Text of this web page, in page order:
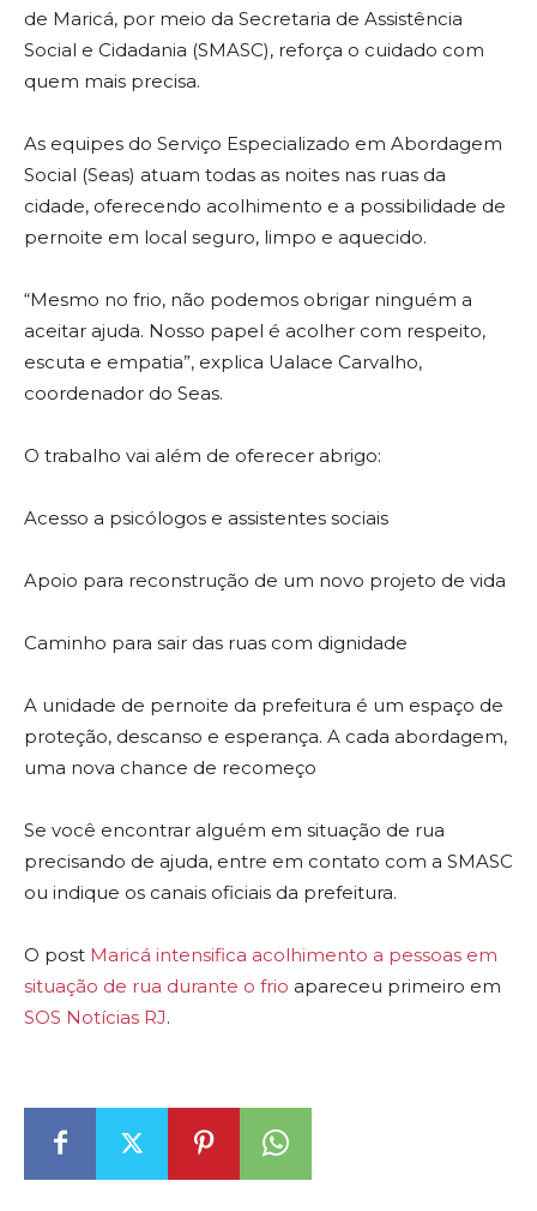
de Maricá, por meio da Secretaria de Assistência
Social e Cidadania (SMASC), reforça o cuidado com
quem mais precisa.
As equipes do Serviço Especializado em Abordagem
Social (Seas) atuam todas as noites nas ruas da
cidade, oferecendo acolhimento e a possibilidade de
pernoite em local seguro, limpo e aquecido.
“Mesmo no frio, não podemos obrigar ninguém a
aceitar ajuda. Nosso papel é acolher com respeito,
escuta e empatia”, explica Ualace Carvalho,
coordenador do Seas.
O trabalho vai além de oferecer abrigo:
Acesso a psicólogos e assistentes sociais
Apoio para reconstrução de um novo projeto de vida
Caminho para sair das ruas com dignidade
A unidade de pernoite da prefeitura é um espaço de
proteção, descanso e esperança. A cada abordagem,
uma nova chance de recomeço
Se você encontrar alguém em situação de rua
precisando de ajuda, entre em contato com a SMASC
ou indique os canais oficiais da prefeitura.
O post Maricá intensifica acolhimento a pessoas em
situação de rua durante o frio apareceu primeiro em
SOS Notícias RJ.